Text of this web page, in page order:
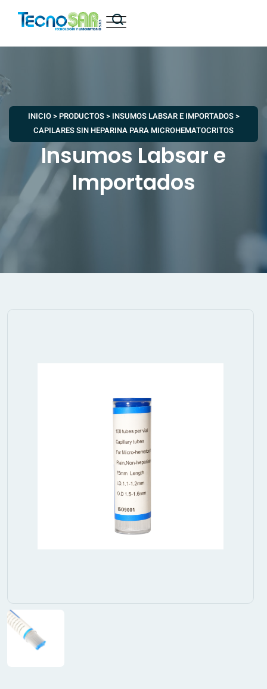
INICIO> PRODUCTOS> INSUMOS LABSAR E IMPORTADOS>
CAPILARES SIN HEPARINA PARA MICROHEMATOCRITOS
Insumos Labsar e
Importados